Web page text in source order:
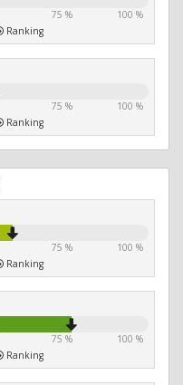
75 %
100 %
Ranking
75 %
100 %
Ranking
75 %
100 %
Ranking
75 %
100 %
Ranking